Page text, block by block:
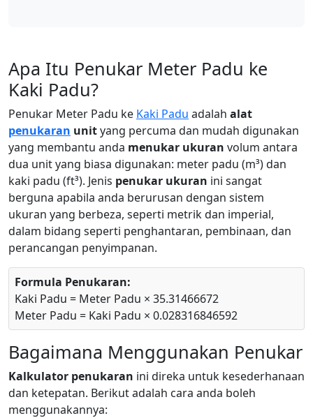
Apa Itu Penukar Meter Padu ke
Kaki Padu?
Penukar Meter Padu ke Kaki Padu adalah alat
penukaran unityang percuma dan mudah digunakan
yang membantu anda menukar ukuran volum antara
dua unit yang biasa digunakan: meter padu (m³) dan
kaki padu (ft³). Jenis penukar ukuran ini sangat
berguna apabila anda berurusan dengan sistem
ukuran yang berbeza, seperti metrik dan imperial,
dalam bidang seperti penghantaran, pembinaan, dan
perancangan penyimpanan.
Formula Penukaran:
Kaki Padu = Meter Padu × 35.31466672
Meter Padu = Kaki Padu × 0.028316846592
Bagaimana Menggunakan Penukar
Kalkulator penukaran ini direka untuk kesederhanaan
dan ketepatan. Berikut adalah cara anda boleh
menggunakannya: